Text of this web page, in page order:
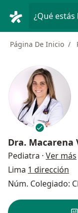
¿Qué
Página De Inicio
Dra. Macarena
Pediatra · Ver más
Lima 1 dirección
Núm. Colegiado: